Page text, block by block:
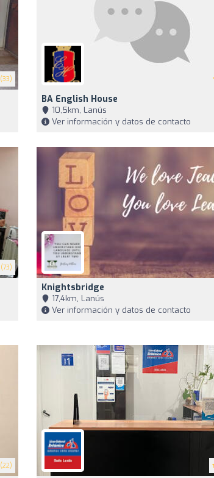
(33)
BA English House
10,5km, Lanús
Ver información y datos de contacto
(73)
Knightsbridge
17,4km, Lanús
Ver información y datos de contacto
(22)